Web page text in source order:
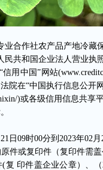
合作社农产品产地冷藏
共和国企业法人营业执照
中国”网站
院在“中国执行信息公开
)或各级信用信息共享
09时00分到2023年02月
或复印件（复印件需盖
复 印件盖企业公章）、